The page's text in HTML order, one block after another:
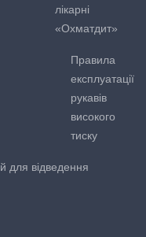
лікарні
«Охматдит»
Правила
експлуатації
рукавів
високого
тиску
для відведення